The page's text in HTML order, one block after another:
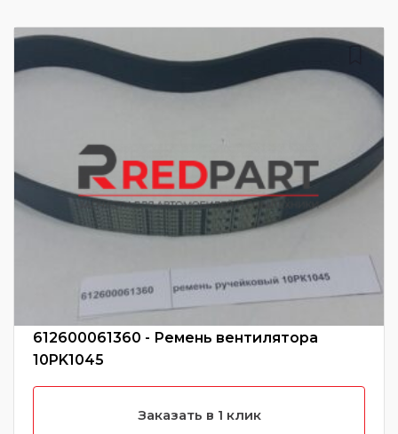
612600061360 - Ремень вентилятора
10PK1045
Заказать в 1 клик